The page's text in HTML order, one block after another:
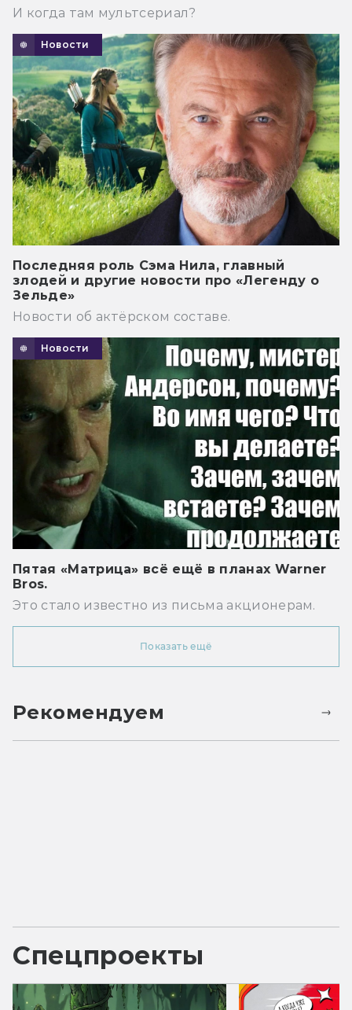
И когда там мультсериал?
Новости
Последняя роль Сэма Нила, главный
злодей и другие новости про «Легенду о
Зельде»
Новости об актёрском составе.
Новости
Пятая «Матрица» всё ещё в планах Warner
Bros.
Это стало известно из письма акционерам.
Показать ещё
Рекомендуем
Спецпроекты